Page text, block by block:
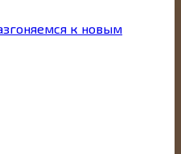
к новым